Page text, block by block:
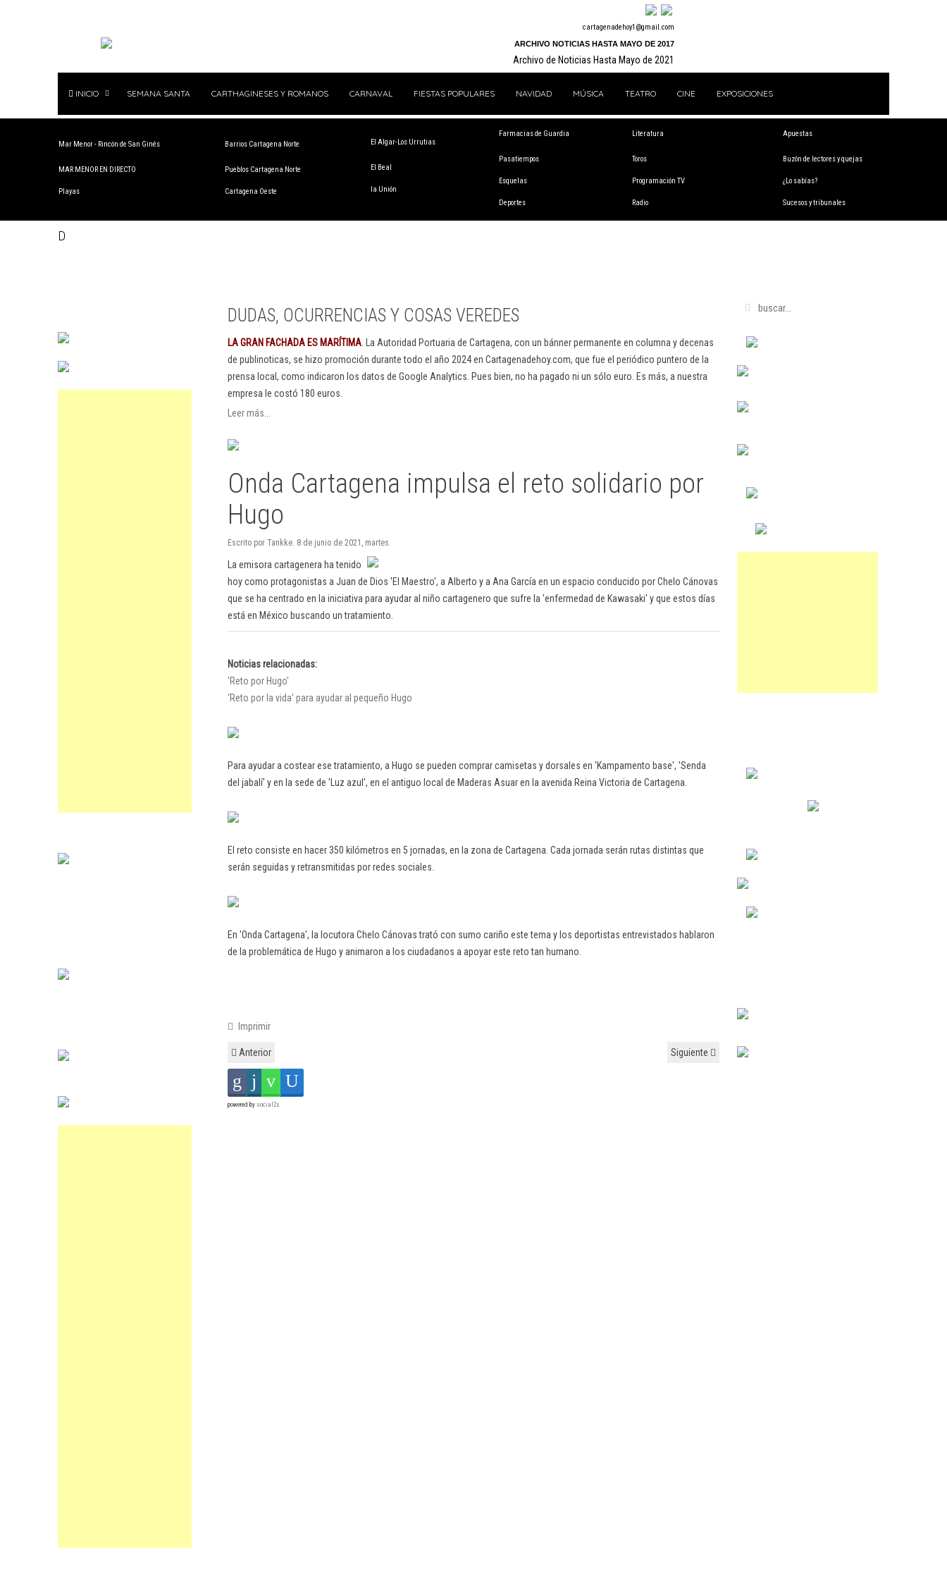
cartagenadehoy1@gmail.com
ARCHIVO NOTICIAS HASTA MAYO DE 2017
Archivo de Noticias Hasta Mayo de 2021
INICIO SEMANA SANTA CARTHAGINESES Y ROMANOS CARNAVAL FIESTAS POPULARES NAVIDAD MÚSICA TEATRO CINE EXPOSICIONES
Mar Menor - Rincón de San Ginés
MAR MENOR EN DIRECTO
Playas
Barrios Cartagena Norte
Pueblos Cartagena Norte
Cartagena Oeste
El Algar-Los Urrutias
El Beal
la Unión
Farmacias de Guardia
Pasatiempos
Esquelas
Deportes
Literatura
Toros
Programación TV
Radio
Apuestas
Buzón de lectores y quejas
¿Lo sabías?
Sucesos y tribunales
D
DUDAS, OCURRENCIAS Y COSAS VEREDES
LA GRAN FACHADA ES MARÍTIMA . La Autoridad Portuaria de Cartagena, con un bánner permanente en columna y decenas
de publinoticas, se hizo promoción durante todo el año 2024 en Cartagenadehoy.com, que fue el periódico puntero de la
prensa local, como indicaron los datos de Google Analytics. Pues bien, no ha pagado ni un sólo euro. Es más, a nuestra
empresa le costó 180 euros.
Leer más...
Onda Cartagena impulsa el reto solidario por
Hugo
Escrito por Tankke. 8 de junio de 2021, martes.
La emisora cartagenera ha tenido
hoy como protagonistas a Juan de Dios 'El Maestro', a Alberto y a Ana García en un espacio conducido por Chelo Cánovas
que se ha centrado en la iniciativa para ayudar al niño cartagenero que sufre la 'enfermedad de Kawasaki' y que estos días
está en México buscando un tratamiento.
Noticias relacionadas:
'Reto por Hugo'
‘Reto por la vida’ para ayudar al pequeño Hugo
Para ayudar a costear ese tratamiento, a Hugo se pueden comprar camisetas y dorsales en 'Kampamento base', 'Senda
del jabalí' y en la sede de 'Luz azul', en el antiguo local de Maderas Asuar en la avenida Reina Victoria de Cartagena.
El reto consiste en hacer 350 kilómetros en 5 jornadas, en la zona de Cartagena. Cada jornada serán rutas distintas que
serán seguidas y retransmitidas por redes sociales.
En 'Onda Cartagena', la locutora Chelo Cánovas trató con sumo cariño este tema y los deportistas entrevistados hablaron
de la problemática de Hugo y animaron a los ciudadanos a apoyar este reto tan humano.
Imprimir
Anterior Siguiente
powered by social2s